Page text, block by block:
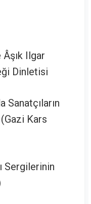
Âşık Ilgar
Dinletisi
Sanatçıların
Kars
Sergilerinin